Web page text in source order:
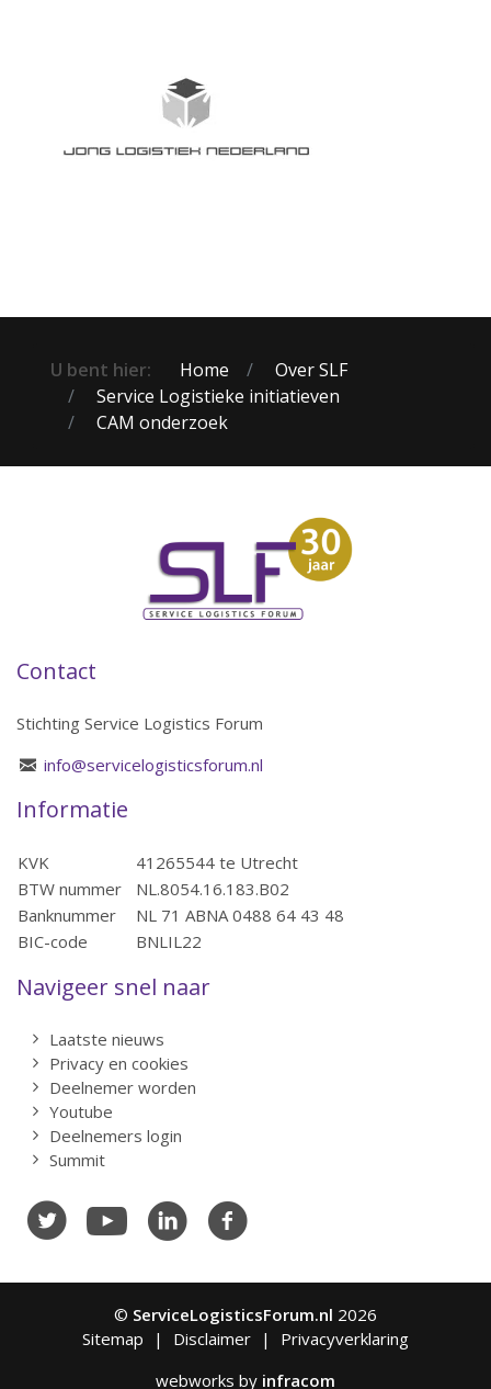
U bent hier: Home
Over SLF
Service Logistieke initiatieven
CAM onderzoek
Contact
Stichting Service Logistics Forum
info@servicelogisticsforum.nl
Informatie
KVK
41265544 te Utrecht
BTW nummer
NL.8054.16.183.B02
Banknummer
NL 71 ABNA 0488 64 43 48
BIC-code
BNLIL22
Navigeer snel naar
Laatste nieuws
Privacy en cookies
Deelnemer worden
Youtube
Deelnemers login
Summit
© ServiceLogisticsForum.nl 2026
Sitemap
Disclaimer
Privacyverklaring
webworks by infracom